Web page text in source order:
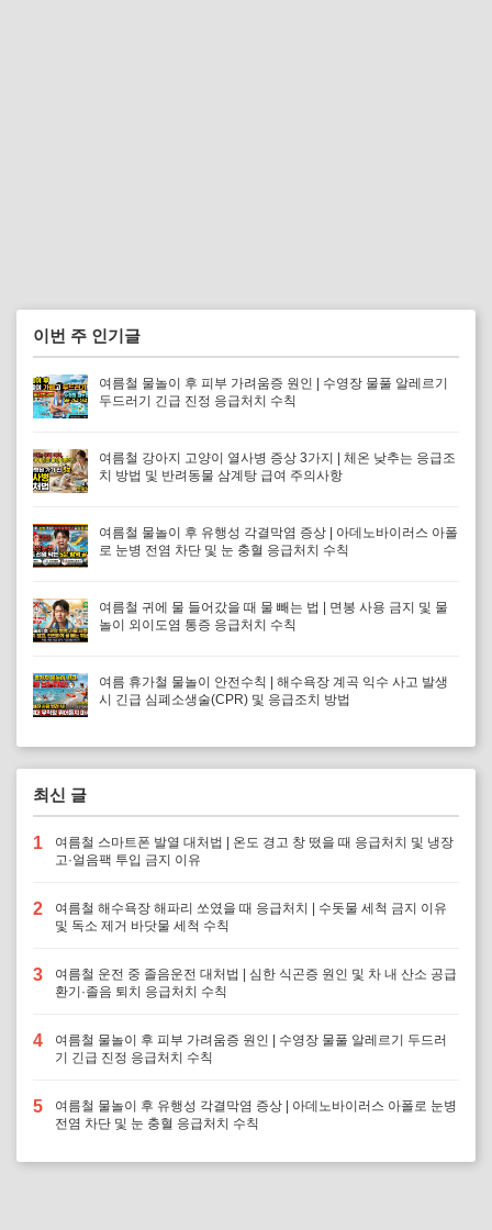
이번 주 인기글
여름철 물놀이 후 피부 가려움증 원인 | 수영장 물풀 알레르기
두드러기 긴급 진정 응급처치 수칙
여름철 강아지 고양이 열사병 증상 3가지 | 체온 낮추는 응급조
치 방법 및 반려동물 삼계탕 급여 주의사항
여름철 물놀이 후 유행성 각결막염 증상 | 아데노바이러스 아폴
로 눈병 전염 차단 및 눈 충혈 응급처치 수칙
여름철 귀에 물 들어갔을 때 물 빼는 법 | 면봉 사용 금지 및 물
놀이 외이도염 통증 응급처치 수칙
여름 휴가철 물놀이 안전수칙 | 해수욕장 계곡 익수 사고 발생
시 긴급 심폐소생술(CPR) 및 응급조치 방법
최신 글
1
여름철 스마트폰 발열 대처법 | 온도 경고 창 떴을 때 응급처치 및 냉장
고·얼음팩 투입 금지 이유
2
여름철 해수욕장 해파리 쏘였을 때 응급처치 | 수돗물 세척 금지 이유
및 독소 제거 바닷물 세척 수칙
3
여름철 운전 중 졸음운전 대처법 | 심한 식곤증 원인 및 차 내 산소 공급
환기·졸음 퇴치 응급처치 수칙
4
여름철 물놀이 후 피부 가려움증 원인 | 수영장 물풀 알레르기 두드러
기 긴급 진정 응급처치 수칙
5
여름철 물놀이 후 유행성 각결막염 증상 | 아데노바이러스 아폴로 눈병
전염 차단 및 눈 충혈 응급처치 수칙